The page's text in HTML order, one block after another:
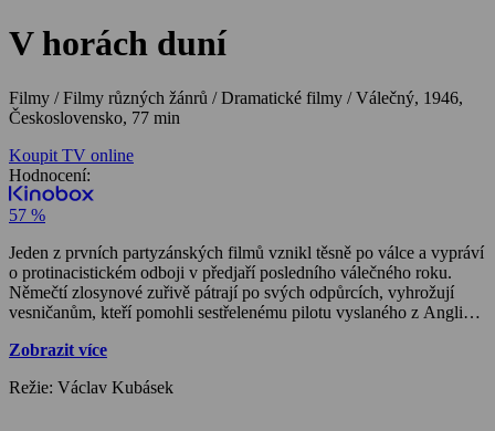
V horách duní
Filmy / Filmy různých žánrů / Dramatické filmy / Válečný, 1946,
Československo, 77 min
Koupit TV online
Hodnocení:
57 %
Jeden z prvních partyzánských filmů vznikl těsně po válce a vypráví
o protinacistickém odboji v předjaří posledního válečného roku.
Němečtí zlosynové zuřivě pátrají po svých odpůrcích, vyhrožují
vesničanům, kteří pomohli sestřelenému pilotu vyslaného z Anglie.
snížil k udavačství. Popisně, neobratně vyprávěná a dnes již naivní
před tím, než jej ovládla komunistická ideologie.
Zobrazit více
Režie: Václav Kubásek